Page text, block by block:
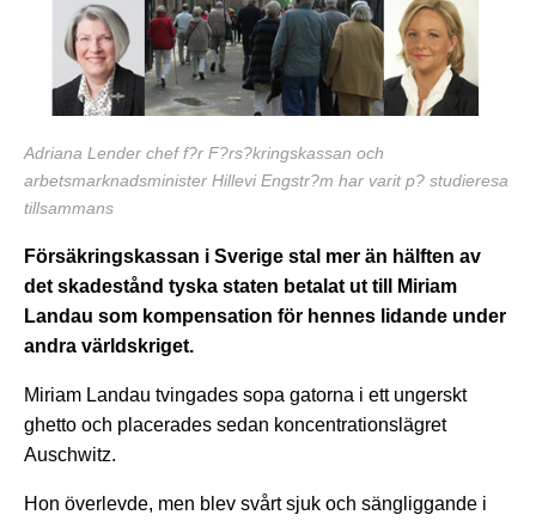
Adriana Lender chef f?r F?rs?kringskassan och
arbetsmarknadsminister Hillevi Engstr?m har varit p? studieresa
tillsammans
Försäkringskassan i Sverige stal mer än hälften av
det skadestånd tyska staten betalat ut till Miriam
Landau som kompensation för hennes lidande under
andra världskriget.
Miriam Landau tvingades sopa gatorna i ett ungerskt
ghetto och placerades sedan koncentrationslägret
Auschwitz.
Hon överlevde, men blev svårt sjuk och sängliggande i